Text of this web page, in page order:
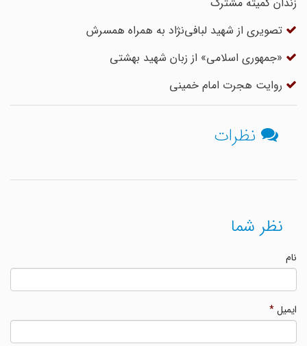
تصویری از شهید لبافی‌نژاد به همراه همسرش
«جمهوری اسلامی» از زبان شهید بهشتی
روایت هجرت امام خمینی
نظرات
نظر شما
ایمیل*